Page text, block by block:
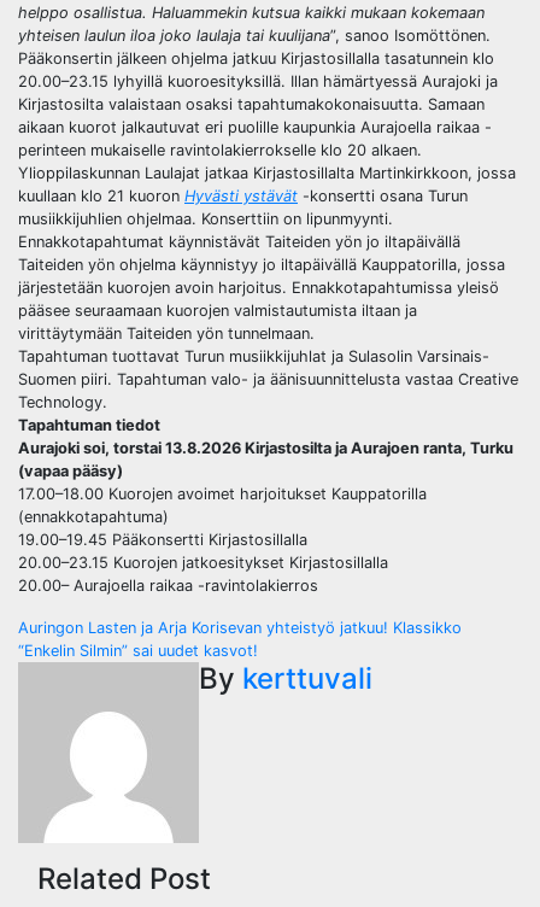
helppo osallistua. Haluammekin kutsua kaikki mukaan kokemaan
yhteisen laulun iloa joko laulaja tai kuulijana”, sanoo Isomöttönen.
Pääkonsertin jälkeen ohjelma jatkuu Kirjastosillalla tasatunnein klo
20.00–23.15 lyhyillä kuoroesityksillä. Illan hämärtyessä Aurajoki ja
Kirjastosilta valaistaan osaksi tapahtumakokonaisuutta. Samaan
aikaan kuorot jalkautuvat eri puolille kaupunkia Aurajoella raikaa -
perinteen mukaiselle ravintolakierrokselle klo 20 alkaen.
Ylioppilaskunnan Laulajat jatkaa Kirjastosillalta Martinkirkkoon, jossa
kuullaan klo 21 kuoron Hyvästi ystävät -konsertti osana Turun
musiikkijuhlien ohjelmaa. Konserttiin on lipunmyynti.
Ennakkotapahtumat käynnistävät Taiteiden yön jo iltapäivällä
Taiteiden yön ohjelma käynnistyy jo iltapäivällä Kauppatorilla, jossa
järjestetään kuorojen avoin harjoitus. Ennakkotapahtumissa yleisö
pääsee seuraamaan kuorojen valmistautumista iltaan ja
virittäytymään Taiteiden yön tunnelmaan.
Tapahtuman tuottavat Turun musiikkijuhlat ja Sulasolin Varsinais-
Suomen piiri. Tapahtuman valo- ja äänisuunnittelusta vastaa Creative
Technology.
Tapahtuman tiedot
Aurajoki soi, torstai 13.8.2026 Kirjastosilta ja Aurajoen ranta, Turku
(vapaa pääsy)
17.00–18.00 Kuorojen avoimet harjoitukset Kauppatorilla
(ennakkotapahtuma)
19.00–19.45 Pääkonsertti Kirjastosillalla
20.00–23.15 Kuorojen jatkoesitykset Kirjastosillalla
20.00– Aurajoella raikaa -ravintolakierros
Post
navigation
Auringon Lasten ja Arja Korisevan yhteistyö jatkuu! Klassikko
“Enkelin Silmin” sai uudet kasvot!
By kerttuvali
Related Post